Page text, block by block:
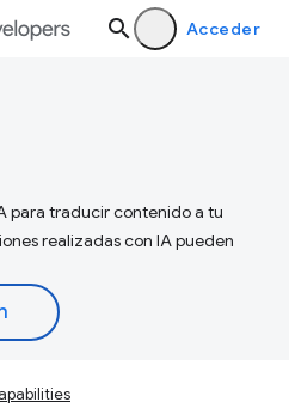
Acceder
para traducir contenido a tu
realizadas con IA pueden